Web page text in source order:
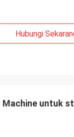
Hubungi
Machine untuk